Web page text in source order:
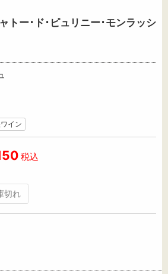
トー･ド･ピュリニー･モンラッシ
イン
税込
切れ